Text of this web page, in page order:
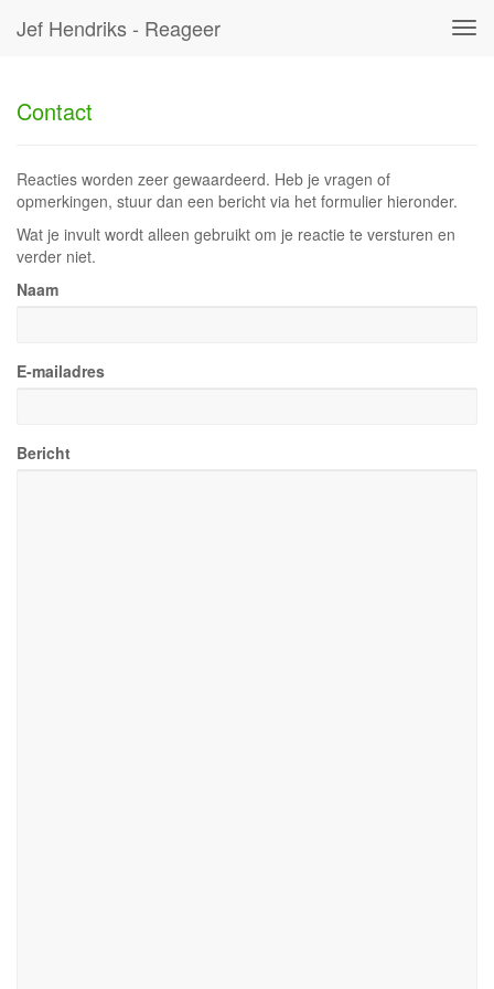
Jef Hendriks - Reageer
Contact
Reacties worden zeer gewaardeerd. Heb je vragen of
opmerkingen, stuur dan een bericht via het formulier hieronder.
Wat je invult wordt alleen gebruikt om je reactie te versturen en
verder niet.
Naam
E-mailadres
Bericht